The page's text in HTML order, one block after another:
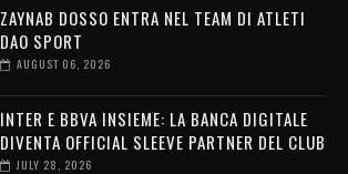
ZAYNAB DOSSO ENTRA NEL TEAM DI ATLETI
DAO SPORT
AUGUST 06, 2026
INTER E BBVA INSIEME: LA BANCA DIGITALE
DIVENTA OFFICIAL SLEEVE PARTNER DEL CLUB
JULY 28, 2026